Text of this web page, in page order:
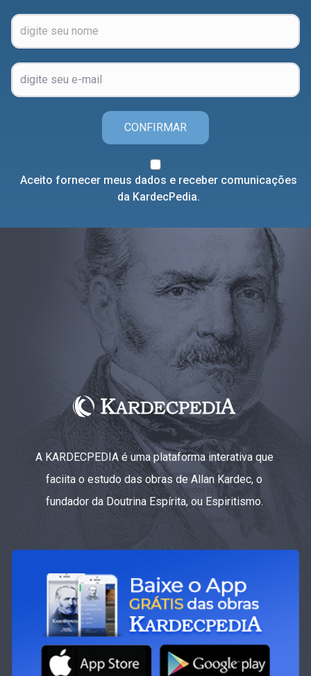
CONFIRMAR
Aceito fornecer meus dados e receber comunicações
da KardecPedia.
A KARDECPEDIA é uma plataforma interativa que
faciita o estudo das obras de Allan Kardec, o
fundador da Doutrina Espírita, ou Espiritismo.